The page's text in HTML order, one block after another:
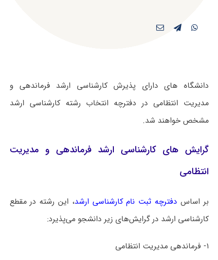
دانشگاه های دارای پذیرش کارشناسی ارشد فرماندهی و
مدیریت انتظامی در دفترچه انتخاب رشته کارشناسی ارشد
مشخص خواهند شد.
گرایش های کارشناسی ارشد فرماندهی و مدیریت
انتظامی
بر اساس دفترچه ثبت نام کارشناسی ارشد، این رشته در مقطع
کارشناسی ارشد در گرایش‌های زیر دانشجو می‌پذیرد:
۱- فرماندهی مدیریت انتظامی